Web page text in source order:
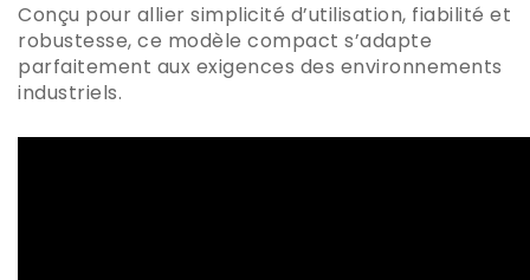
Conçu pour allier simplicité d’utilisation, fiabilité et
robustesse, ce modèle compact s’adapte
parfaitement aux exigences des environnements
industriels.